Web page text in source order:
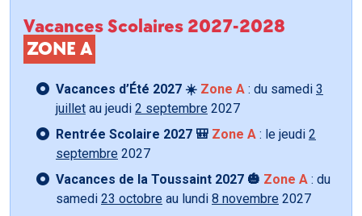
Vacances Scolaires 2027-2028
ZONE A
Vacances d’Été 2027 ☀️ Zone A : du samedi 3
juillet au jeudi 2 septembre 2027
Rentrée Scolaire 2027 🎒 Zone A : le jeudi 2
septembre 2027
Vacances de la Toussaint 2027 🎃 Zone A : du
samedi 23 octobre au lundi 8 novembre 2027